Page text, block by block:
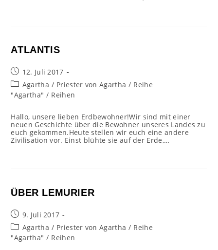
ATLANTIS
Beitrag
veröffentlicht:
12. Juli 2017
Beitrags-
Kategorie:
Agartha / Priester von Agartha / Reihe
"Agartha" / Reihen
Hallo, unsere lieben Erdbewohner!Wir sind mit einer
neuen Geschichte über die Bewohner unseres Landes zu
euch gekommen.Heute stellen wir euch eine andere
Zivilisation vor. Einst blühte sie auf der Erde,…
ÜBER LEMURIER
Beitrag
veröffentlicht:
9. Juli 2017
Beitrags-
Kategorie:
Agartha / Priester von Agartha / Reihe
"Agartha" / Reihen